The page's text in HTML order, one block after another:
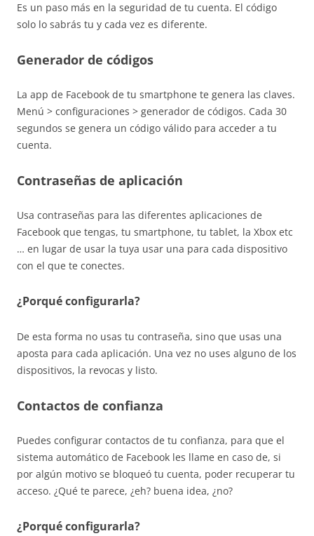
Es un paso más en la seguridad de tu cuenta. El código
solo lo sabrás tu y cada vez es diferente.
Generador de códigos
La app de Facebook de tu smartphone te genera las claves.
Menú > configuraciones > generador de códigos. Cada 30
segundos se genera un código válido para acceder a tu
cuenta.
Contraseñas de aplicación
Usa contraseñas para las diferentes aplicaciones de
Facebook que tengas, tu smartphone, tu tablet, la Xbox etc
… en lugar de usar la tuya usar una para cada dispositivo
con el que te conectes.
¿Porqué configurarla?
De esta forma no usas tu contraseña, sino que usas una
aposta para cada aplicación. Una vez no uses alguno de los
dispositivos, la revocas y listo.
Contactos de confianza
Puedes configurar contactos de tu confianza, para que el
sistema automático de Facebook les llame en caso de, si
por algún motivo se bloqueó tu cuenta, poder recuperar tu
acceso. ¿Qué te parece, ¿eh? buena idea, ¿no?
¿Porqué configurarla?